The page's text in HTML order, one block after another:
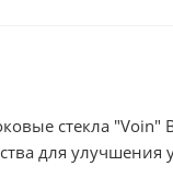
стекла "Voin"
для улучшения
множество